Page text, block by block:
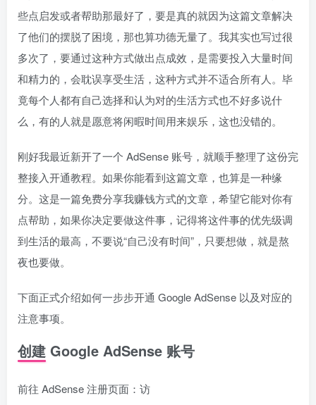
些点启发或者帮助那最好了，要是真的就因为这篇文章解决
了他们的摆脱了困境，那也算功德无量了。我其实也写过很
多次了，要通过这种方式做出点成效，是需要投入大量时间
和精力的，会耽误享受生活，这种方式并不适合所有人。毕
竟每个人都有自己选择和认为对的生活方式也不好多说什
么，有的人就是愿意将闲暇时间用来娱乐，这也没错的。
刚好我最近新开了一个 AdSense 账号，就顺手整理了这份完
整接入开通教程。如果你能看到这篇文章，也算是一种缘
分。这是一篇免费分享我赚钱方式的文章，希望它能对你有
点帮助，如果你决定要做这件事，记得将这件事的优先级调
到生活的最高，不要说“自己没有时间”，只要想做，就是熬
夜也要做。
下面正式介绍如何一步步开通 Google AdSense 以及对应的
注意事项。
创建 Google AdSense 账号
前往 AdSense 注册页面：访